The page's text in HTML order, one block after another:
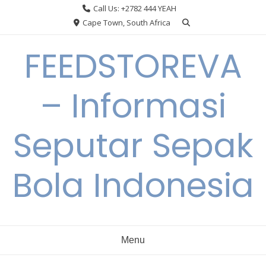
Call Us: +2782 444 YEAH
Cape Town, South Africa
FEEDSTOREVA
– Informasi
Seputar Sepak
Bola Indonesia
Menu